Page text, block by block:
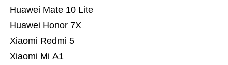
Xiaomi Mi A1
Xiaomi Redmi 5
Huawei Honor 7X
Huawei Mate 10 Lite